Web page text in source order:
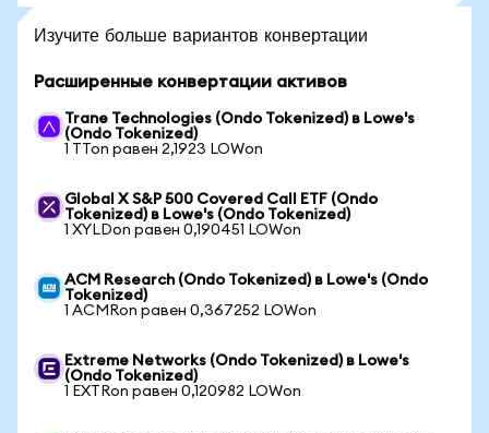
Изучите больше вариантов конвертации
Расширенные конвертации активов
Trane Technologies (Ondo Tokenized) в Lowe's
(Ondo Tokenized)
1 TTon равен 2,1923 LOWon
Global X S&P 500 Covered Call ETF (Ondo
Tokenized) в Lowe's (Ondo Tokenized)
1 XYLDon равен 0,190451 LOWon
ACM Research (Ondo Tokenized) в Lowe's (Ondo
Tokenized)
1 ACMRon равен 0,367252 LOWon
Extreme Networks (Ondo Tokenized) в Lowe's
(Ondo Tokenized)
1 EXTRon равен 0,120982 LOWon